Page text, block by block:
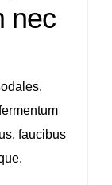
nec
faucibus